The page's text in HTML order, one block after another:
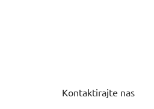
Kontaktirajte nas